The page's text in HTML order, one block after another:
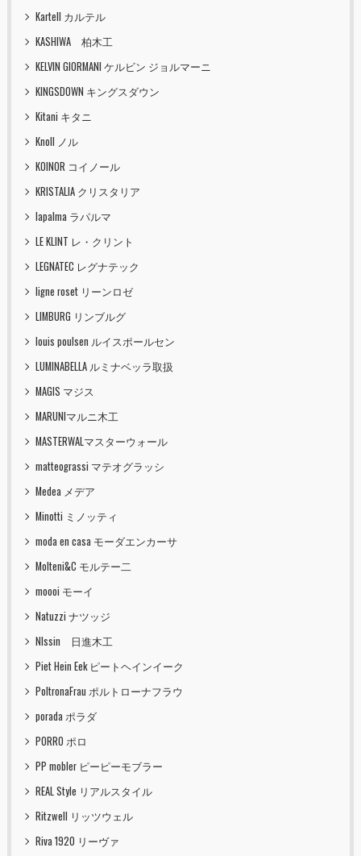
Kartell カルテル
KASHIWA 柏木工
KELVIN GIORMANI ケルビン ジョルマーニ
KINGSDOWN キングスダウン
Kitani キタニ
Knoll ノル
KOINOR コイノール
KRISTALIA クリスタリア
lapalma ラパルマ
LE KLINT レ・クリント
LEGNATEC レグナテック
ligne roset リーンロゼ
LIMBURG リンブルグ
louis poulsen ルイスポールセン
LUMINABELLA ルミナベッラ取扱
MAGIS マジス
MARUNIマルニ木工
MASTERWALマスターウォール
matteograssi マテオグラッシ
Medea メデア
Minotti ミノッティ
moda en casa モーダエンカーサ
Molteni&C モルテー二
moooi モーイ
Natuzzi ナツッジ
NIssin 日進木工
Piet Hein Eek ピートヘインイーク
PoltronaFrau ポルトローナフラウ
porada ポラダ
PORRO ポロ
PP mobler ピーピーモブラー
REAL Style リアルスタイル
Ritzwell リッツウェル
Riva 1920 リーヴァ